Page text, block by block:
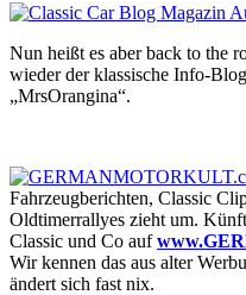
Nun heißt es aber back to the
wieder der klassische Info-
„MrsOrangina“.
Fahrzeugberichten, Classic
Oldtimerrallyes zieht um.
Classic und Co auf
Wir kennen das aus alter
ändert sich fast nix.